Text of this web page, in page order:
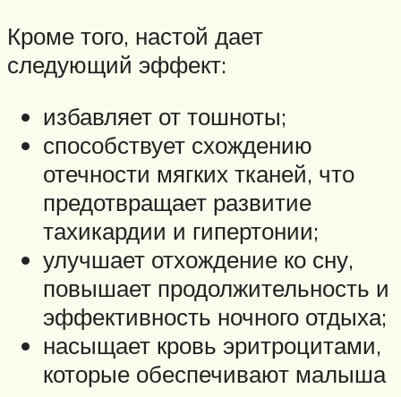
Кроме того, настой дает
следующий эффект:
избавляет от тошноты;
способствует схождению
отечности мягких тканей, что
предотвращает развитие
тахикардии и гипертонии;
улучшает отхождение ко сну,
повышает продолжительность и
эффективность ночного отдыха;
насыщает кровь эритроцитами,
которые обеспечивают малыша